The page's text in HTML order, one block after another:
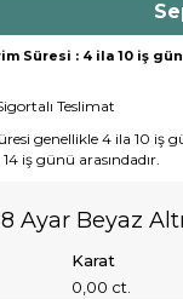
Süresi : 4 ila 10 iş
Teslimat
genellikle 4 ila 10 iş
iş günü arasındadır.
Ayar Beyaz
Karat
0,00 ct.